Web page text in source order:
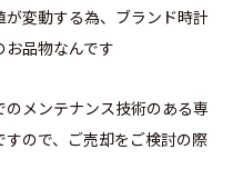
変動する為、ブランド時計
品物なんです
メンテナンス技術のある専
ので、ご売却をご検討の際